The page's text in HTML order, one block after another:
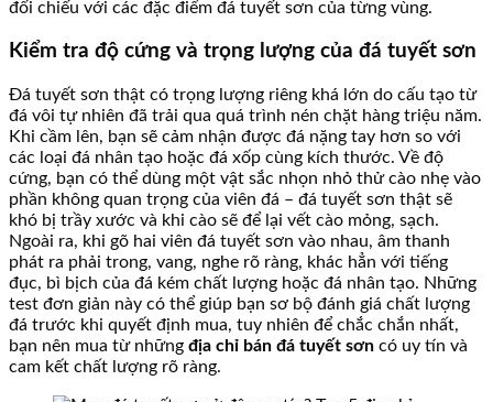
đối chiếu với các đặc điểm đá tuyết sơn của từng vùng.
Kiểm tra độ cứng và trọng lượng của đá tuyết sơn
Đá tuyết sơn thật có trọng lượng riêng khá lớn do cấu tạo từ
đá vôi tự nhiên đã trải qua quá trình nén chặt hàng triệu năm.
Khi cầm lên, bạn sẽ cảm nhận được đá nặng tay hơn so với
các loại đá nhân tạo hoặc đá xốp cùng kích thước. Về độ
cứng, bạn có thể dùng một vật sắc nhọn nhỏ thử cào nhẹ vào
phần không quan trọng của viên đá – đá tuyết sơn thật sẽ
khó bị trầy xước và khi cào sẽ để lại vết cào mỏng, sạch.
Ngoài ra, khi gõ hai viên đá tuyết sơn vào nhau, âm thanh
phát ra phải trong, vang, nghe rõ ràng, khác hẳn với tiếng
đục, bì bịch của đá kém chất lượng hoặc đá nhân tạo. Những
test đơn giản này có thể giúp bạn sơ bộ đánh giá chất lượng
đá trước khi quyết định mua, tuy nhiên để chắc chắn nhất,
bạn nên mua từ những địa chỉ bán đá tuyết sơn có uy tín và
cam kết chất lượng rõ ràng.